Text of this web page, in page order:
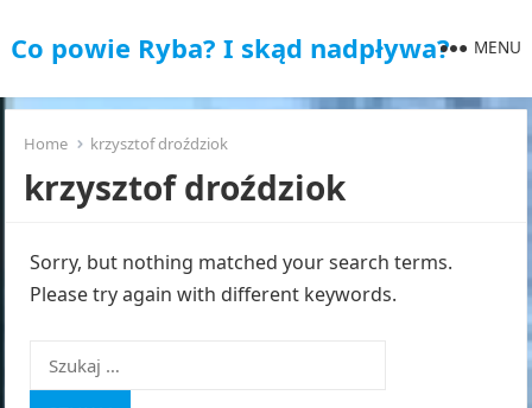
Co powie Ryba? I skąd nadpływa? MENU
Home krzysztof droździok
krzysztof droździok
Sorry, but nothing matched your search terms.
Please try again with different keywords.
Szukaj: